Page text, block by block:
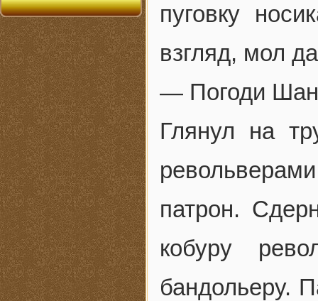
пуговку
взгляд, мол
— Погоди
Глянул на
патрон.
кобуру
бандольеру.